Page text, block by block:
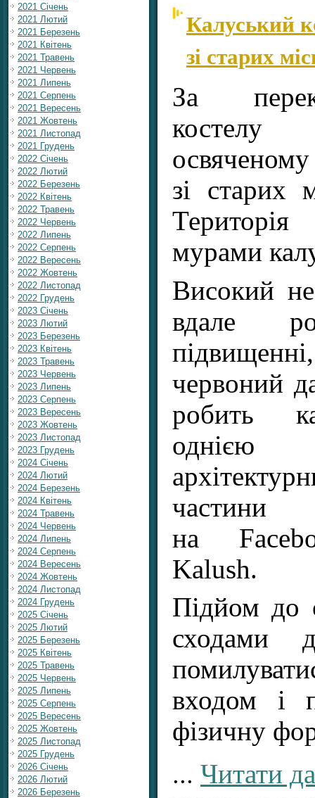
2021 Січень
2021 Лютий
2021 Березень
2021 Квітень
2021 Травень
2021 Червень
2021 Липень
2021 Серпень
2021 Вересень
2021 Жовтень
2021 Листопад
2021 Грудень
2022 Січень
2022 Лютий
2022 Березень
2022 Квітень
2022 Травень
2022 Червень
2022 Липень
2022 Серпень
2022 Вересень
2022 Жовтень
2022 Листопад
2022 Грудень
2023 Січень
2023 Лютий
2023 Березень
2023 Квітень
2023 Травень
2023 Червень
2023 Липень
2023 Серпень
2023 Вересень
2023 Жовтень
2023 Листопад
2023 Грудень
2024 Січень
2024 Лютий
2024 Березень
2024 Квітень
2024 Травень
2024 Червень
2024 Липень
2024 Серпень
2024 Вересень
2024 Жовтень
2024 Листопад
2024 Грудень
2025 Січень
2025 Лютий
2025 Березень
2025 Квітень
2025 Травень
2025 Червень
2025 Липень
2025 Серпень
2025 Вересень
2025 Жовтень
2025 Листопад
2025 Грудень
2026 Січень
2026 Лютий
2026 Березень
Калуський
зі старих
За
зі старих
мурами
Високий
вдале
червоний
робить
однією
частини
на
Kalush.
Підйом до
сходами
входом і
фізичну
... Читати